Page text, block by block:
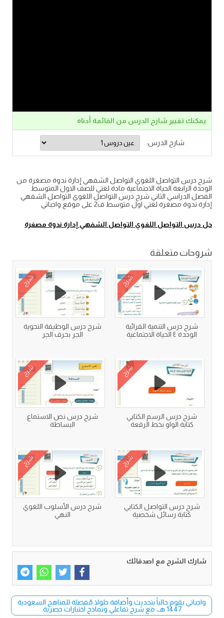
يمكنك تغيير شارح الدرس من القائمة أدناه
شارح الدرس:
شرح درس التواصل اللغوي التواصل الشفهي إدارة ندوة مصغرة من
الوحدة الرابعة الحياة الاجتماعية مادة لغتي للصف الاول المتوسط
الفصل الدراسي الثاني شرح درس التواصل اللغوي التواصل الشفهي
إدارة ندوة مصغرة لغتي اول متوسط ف2 على موقع واجباتي
حل درس التواصل اللغوي التواصل الشفهي إدارة ندوة مصغرة
شروحات متعلقة
شرح
شرح درس التنمية القرائية
الوحدة ٤ الحياة الاجتماعية
شرح
شرح درس الوظيفة النحوية
الجر بحرف الجر
شرح
شرح درس الرسم الكتابي
كتابة الواو بخط الرقعة
شرح
شرح درس نص الاستماع
البساطة
شرح
شرح درس التواصل الكتابي
كتابة رسائل شخصية
شرح
شرح درس الأسلوب اللغوي
النهي
شارك الشرح مع اصدقائك
واجباتي يقوم حالياً بتحديث وأضافة حلولا مُفصلة للمناهج السعودية
1447 هـ، مع شرح تفاعلي ونماذج اختبارات حصرية.